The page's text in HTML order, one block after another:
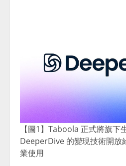
【圖1】Taboola 正式將旗下
DeeperDive 的變現技術開放
業使用